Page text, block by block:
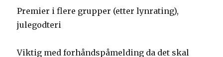
Premier i flere grupper (etter lynrating),
julegodteri
Viktig med forhåndspåmelding da det skal